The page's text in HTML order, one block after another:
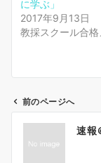
に学ぶ」
2017年9月13日
教採スクール合格
前のページへ
速報